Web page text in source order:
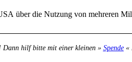
über die Nutzung von mehreren
Dann hilf bitte mit einer kleinen » Spende«